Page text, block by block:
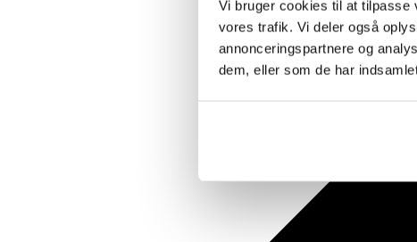
Vi bruger cookies til at tilpasse
vores trafik. Vi deler også
annonceringspartnere og
dem, eller som de har